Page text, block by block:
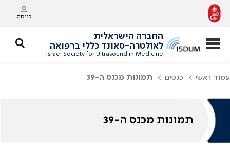
כניסה
החברה הישראלית
לאולטרה-סאונד כללי ברפואה
Israel Society for Ultrasound in Medicine
עמוד ראשי כנסים תמונות מכנס ה-39
תמונות מכנס ה-39